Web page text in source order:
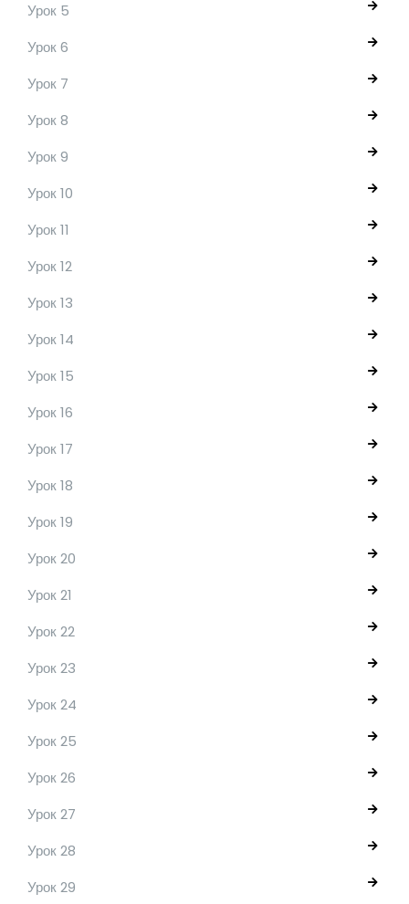
Урок 5
Урок 6
Урок 7
Урок 8
Урок 9
Урок 10
Урок 11
Урок 12
Урок 13
Урок 14
Урок 15
Урок 16
Урок 17
Урок 18
Урок 19
Урок 20
Урок 21
Урок 22
Урок 23
Урок 24
Урок 25
Урок 26
Урок 27
Урок 28
Урок 29